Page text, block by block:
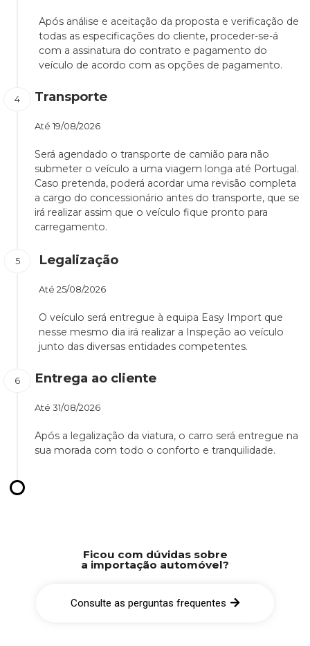
Após análise e aceitação da proposta e verificação de
todas as especificações do cliente, proceder-se-á
com a assinatura do contrato e pagamento do
veículo de acordo com as opções de pagamento.
Transporte
Até 19/08/2026
Será agendado o transporte de camião para não
submeter o veículo a uma viagem longa até Portugal.
Caso pretenda, poderá acordar uma revisão completa
a cargo do concessionário antes do transporte, que se
irá realizar assim que o veículo fique pronto para
carregamento.
Legalização
Até 25/08/2026
O veículo será entregue à equipa Easy Import que
nesse mesmo dia irá realizar a Inspeção ao veículo
junto das diversas entidades competentes.
Entrega ao cliente
Até 31/08/2026
Após a legalização da viatura, o carro será entregue na
sua morada com todo o conforto e tranquilidade.
Ficou com dúvidas sobre
a importação automóvel?
Consulte as perguntas frequentes